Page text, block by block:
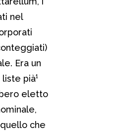
nel
Era un
pià¹
eletto
che